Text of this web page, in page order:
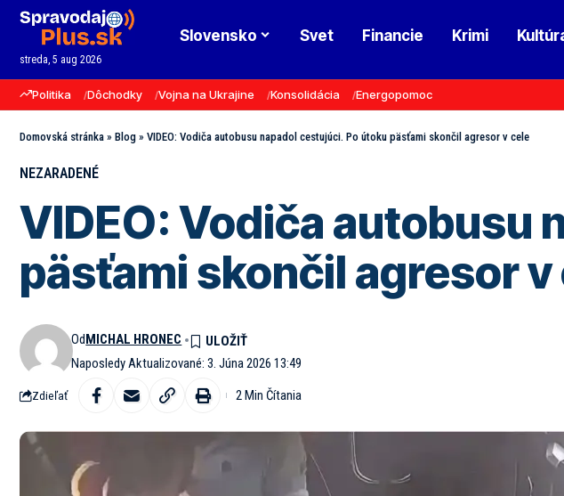
streda, 5 aug 2026
Slovensko Svet Financie Krimi
Politika Dôchodky Vojna na Ukrajine Konsolidácia Energopomoc
Domovská stránka » Blog » VIDEO: Vodiča autobusu napadol cestujúci. Po útoku päsťami skončil agresor v cele
NEZARADENÉ
VIDEO: Vodiča autobusu
päsťami skončil agresor v
Naposledy Aktualizované: 3. Júna 2026 13:49
OdMICHAL HRONEC
Zdieľať 2 Min Čítania